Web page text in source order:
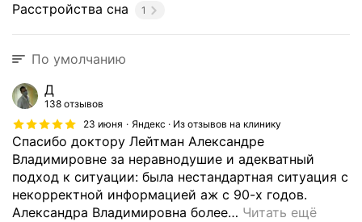
Расстройства сна 1
По умолчанию
Д
138 отзывов
23 июня
Яндекс · Из отзывов на клинику
Спасибо доктору Лейтман Александре
Владимировне за неравнодушие и адекватный
подход к ситуации: была нестандартная ситуация с
некорректной информацией аж с 90-х годов.
Александра Владимировна более… Читать ещё